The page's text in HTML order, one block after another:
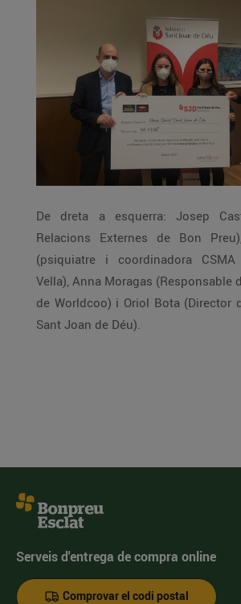
De dreta a esquerra: Josep
Relacions Externes de Bon
(psiquiatre i coordinadora CSMA i SRC Ciutat
Vella), Anna Moragas (Responsable de
de Worldcoo) i Oriol Bota (Director
Sant Joan de Déu).
Serveis d'entrega de compra online
Comprovar el codi postal